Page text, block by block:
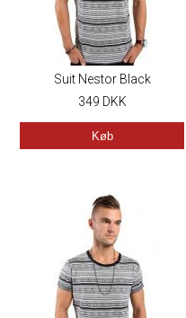
Suit Nestor Black
349 DKK
Køb